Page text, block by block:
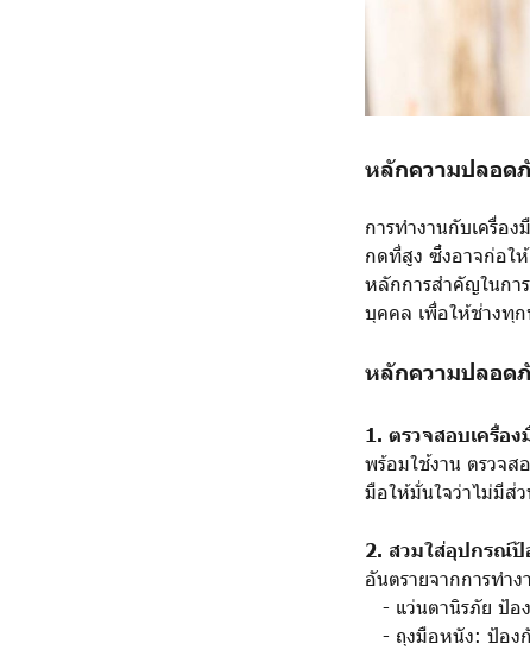
หลักความปลอด
การทำงานกับเครื่อ
กดที่สูง ซึ่งอาจก่อใ
หลักการสำคัญในกา
บุคคล เพื่อให้ช่างทุ
หลักความปลอด
1. ตรวจสอบเครื่อ
พร้อมใช้งาน ตรวจส
มือให้มั่นใจว่าไม่มีส่
2. สวมใส่อุปกรณ์
อันตรายจากการทำง
- แว่นตานิรภัย ป้อ
- ถุงมือหนัง: ป้อง